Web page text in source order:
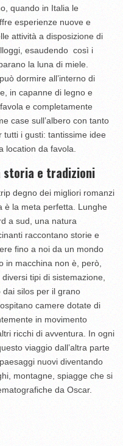
quando in Italia le
esperienze nuove e
attività a disposizione di
esaudendo così i
la luna di miele.
dormire all’interno di
in capanne di legno e
e completamente
case sull’albero con tanto
tutti i gusti: tantissime idee
location da favola.
storia e tradizioni
degno dei migliori romanzi
è la meta perfetta. Lunghe
a sud, una natura
raccontano storie e
fino a noi da un mondo
in macchina non è, però,
tipi di sistemazione,
dai silos per il grano
camere dotate di
in movimento
ricchi di avventura. In ogni
viaggio dall’altra parte
nuovi diventando
montagne, spiagge che si
da Oscar.